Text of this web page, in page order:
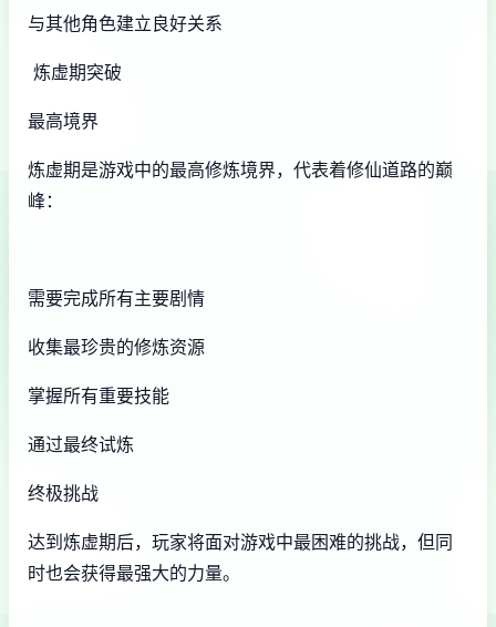
与其他角色建立良好关系
炼虚期突破
最高境界
炼虚期是游戏中的最高修炼境界，代表着修仙道路的巅
峰：
需要完成所有主要剧情
收集最珍贵的修炼资源
掌握所有重要技能
通过最终试炼
终极挑战
达到炼虚期后，玩家将面对游戏中最困难的挑战，但同
时也会获得最强大的力量。